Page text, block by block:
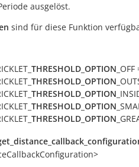
ausgelöst.
sind für diese Funktion
THRESHOLD_OPTION
THRESHOLD_OPTION
THRESHOLD_OPTION
THRESHOLD_OPTION
THRESHOLD_OPTION